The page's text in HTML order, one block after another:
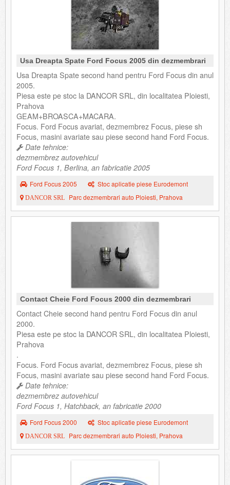
Usa Dreapta Spate Ford Focus 2005 din dezmembrari
Usa Dreapta Spate second hand pentru Ford Focus din anul
2005.
Piesa este pe stoc la DANCOR SRL, din localitatea Ploiesti,
Prahova
GEAM+BROASCA+MACARA.
Focus. Ford Focus avariat, dezmembrez Focus, piese sh
Focus, masini avariate sau piese second hand Ford Focus.
Date tehnice:
dezmembrez autovehicul
Ford Focus 1, Berlina, an fabricatie 2005
Ford Focus 2005 Stoc aplicatie piese Eurodemont
DANCOR SRL Parc dezmembrari auto Ploiesti, Prahova
Contact Cheie Ford Focus 2000 din dezmembrari
Contact Cheie second hand pentru Ford Focus din anul
2000.
Piesa este pe stoc la DANCOR SRL, din localitatea Ploiesti,
Prahova
.
Focus. Ford Focus avariat, dezmembrez Focus, piese sh
Focus, masini avariate sau piese second hand Ford Focus.
Date tehnice:
dezmembrez autovehicul
Ford Focus 1, Hatchback, an fabricatie 2000
Ford Focus 2000 Stoc aplicatie piese Eurodemont
DANCOR SRL Parc dezmembrari auto Ploiesti, Prahova